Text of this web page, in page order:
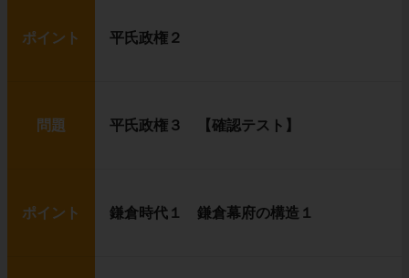
ポイント 平氏政権２
問題 平氏政権３ 【確認テスト】
ポイント 鎌倉時代１ 鎌倉幕府の構造１